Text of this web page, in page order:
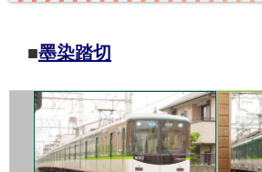
■墨染踏切